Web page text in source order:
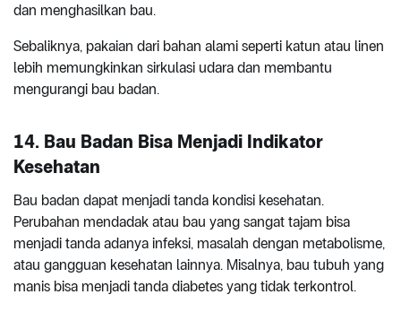
dan menghasilkan bau.
Sebaliknya, pakaian dari bahan alami seperti katun atau linen
lebih memungkinkan sirkulasi udara dan membantu
mengurangi bau badan.
14. Bau Badan Bisa Menjadi Indikator
Kesehatan
Bau badan dapat menjadi tanda kondisi kesehatan.
Perubahan mendadak atau bau yang sangat tajam bisa
menjadi tanda adanya infeksi, masalah dengan metabolisme,
atau gangguan kesehatan lainnya. Misalnya, bau tubuh yang
manis bisa menjadi tanda diabetes yang tidak terkontrol.